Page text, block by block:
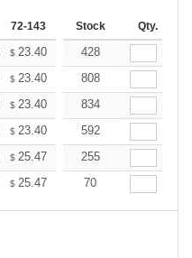
72-143 144-287 288 + More
Stock Qty.
$ 23.40 22.99
428
$ 23.40 22.99
808
$ 23.40 22.99
834
$ 23.40 22.99
592
$ 25.47 25.03
255
$ 25.47 25.03
70